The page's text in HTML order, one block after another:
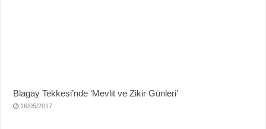
Blagay Tekkesi’nde ‘Mevlit ve Zikir Günleri’
16/05/2017